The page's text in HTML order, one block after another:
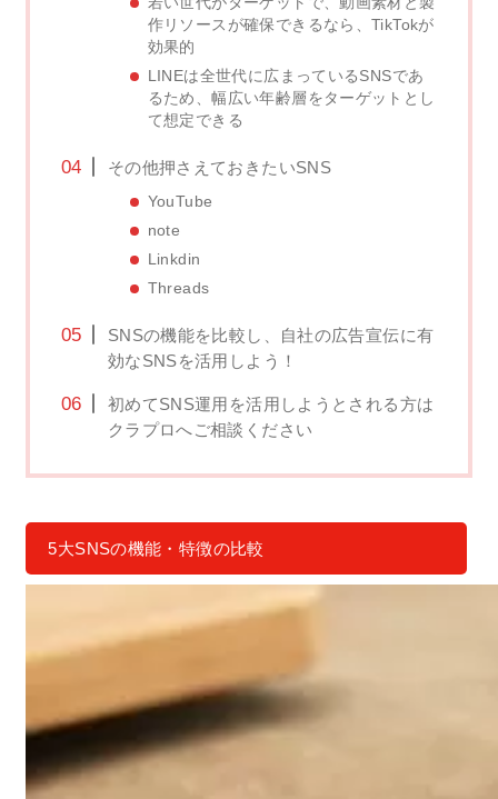
作リソースが確保できるなら、TikTokが
効果的
LINEは全世代に広まっているSNSであ
るため、幅広い年齢層をターゲットとし
て想定できる
その他押さえておきたいSNS
YouTube
note
Linkdin
Threads
SNSの機能を比較し、自社の広告宣伝に有
効なSNSを活用しよう！
初めてSNS運用を活用しようとされる方は
クラプロへご相談ください
5大SNSの機能・特徴の比較